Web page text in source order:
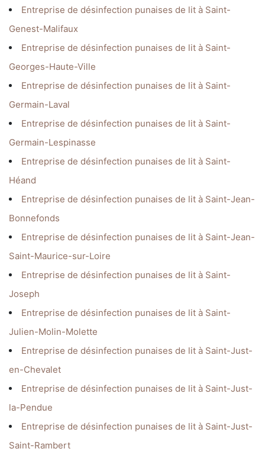
Entreprise de désinfection punaises de lit à Saint-
Genest-Malifaux
Entreprise de désinfection punaises de lit à Saint-
Georges-Haute-Ville
Entreprise de désinfection punaises de lit à Saint-
Germain-Laval
Entreprise de désinfection punaises de lit à Saint-
Germain-Lespinasse
Entreprise de désinfection punaises de lit à Saint-
Héand
Entreprise de désinfection punaises de lit à Saint-Jean-
Bonnefonds
Entreprise de désinfection punaises de lit à Saint-Jean-
Saint-Maurice-sur-Loire
Entreprise de désinfection punaises de lit à Saint-
Joseph
Entreprise de désinfection punaises de lit à Saint-
Julien-Molin-Molette
Entreprise de désinfection punaises de lit à Saint-Just-
en-Chevalet
Entreprise de désinfection punaises de lit à Saint-Just-
la-Pendue
Entreprise de désinfection punaises de lit à Saint-Just-
Saint-Rambert